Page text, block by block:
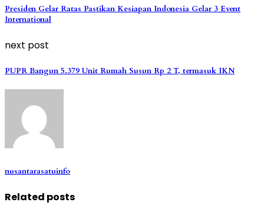
Presiden Gelar Ratas Pastikan Kesiapan Indonesia Gelar 3 Event
International
next post
PUPR Bangun 5.379 Unit Rumah Susun Rp 2 T, termasuk IKN
nusantarasatuinfo
Related posts